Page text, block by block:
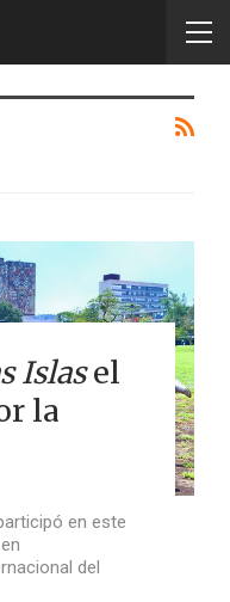
Islasel
la
en este
del